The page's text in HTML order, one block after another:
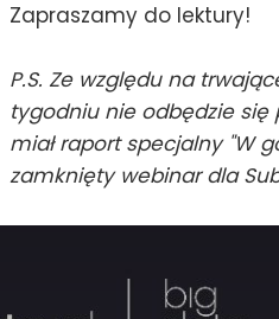
Zapraszamy do lektury!
P.S. Ze względu na
tygodniu nie odbędzie
miał raport specjalny "W
zamknięty webinar dla